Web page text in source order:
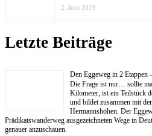
2. Juni 2019
Letzte Beiträge
Den Eggeweg in 2 Etappen
Die Frage ist nur… sollte
Kilometer, ist ein Teilstück
und bildet zusammen mit
Hermannshöhen. Der
Prädikatswanderweg ausgezeichneten Wege in
genauer anzuschauen.